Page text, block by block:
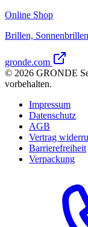
Online Shop
Brillen,
gronde.com
© 2026 GRONDE
vorbehalten.
Impressum
Datenschutz
AGB
Vertrag
Barrierefreiheit
Verpackung